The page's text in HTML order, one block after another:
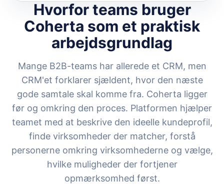
Hvorfor teams bruger
Coherta som et praktisk
arbejdsgrundlag
Mange B2B-teams har allerede et CRM, men
CRM'et forklarer sjældent, hvor den næste
gode samtale skal komme fra. Coherta ligger
før og omkring den proces. Platformen hjælper
teamet med at beskrive den ideelle kundeprofil,
finde virksomheder der matcher, forstå
personerne omkring virksomhederne og vælge,
hvilke muligheder der fortjener
opmærksomhed først.